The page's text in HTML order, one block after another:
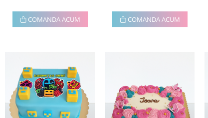
COMANDA ACUM COMANDA ACUM